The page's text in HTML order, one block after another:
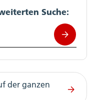
Suche:
der ganzen